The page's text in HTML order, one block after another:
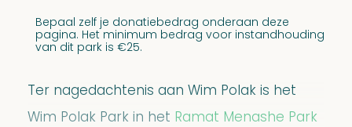
Bepaal zelf je donatiebedrag onderaan deze
pagina. Het minimum bedrag voor instandhouding
van dit park is €25.
Ter nagedachtenis aan Wim Polak is het
Wim Polak Park in het Ramat Menashe Park